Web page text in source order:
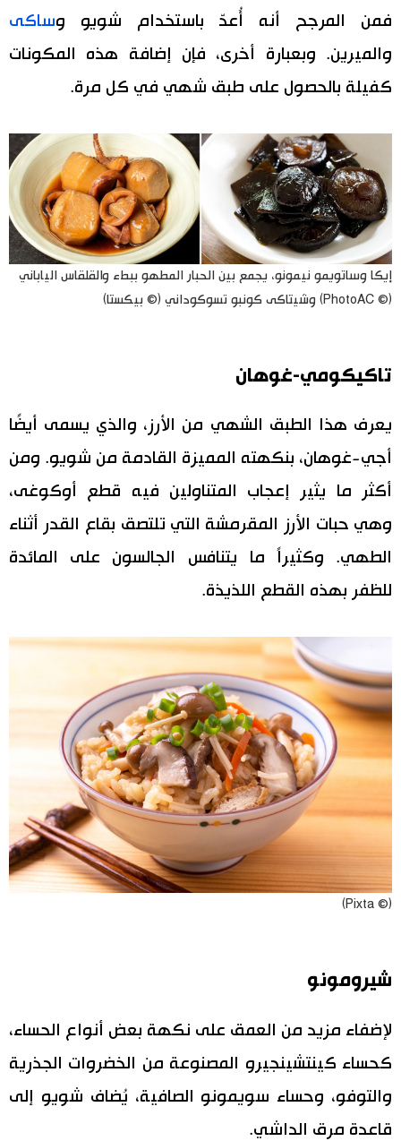
فمن المرجح أنه أُعدّ باستخدام شويو وساكى
والميرين. وبعبارة أخرى، فإن إضافة هذه المكونات
كفيلة بالحصول على طبق شهي في كل مرة.
إيكا وساتويمو نيمونو، يجمع بين الحبار المطهو ​​ببطء والقلقاس الياباني
(© PhotoAC) وشيتاكى كونبو تسوكوداني (© بيكستا)
تاكيكومي-غوهان
يعرف هذا الطبق الشهي من الأرز، والذي يسمى أيضًا
أجي-غوهان، بنكهته المميزة القادمة من شويو. ومن
أكثر ما يثير إعجاب المتناولين فيه قطع أوكوغى،
وهي حبات الأرز المقرمشة التي تلتصق بقاع القدر أثناء
الطهي. وكثيراً ما يتنافس الجالسون على المائدة
للظفر بهذه القطع اللذيذة.
(© Pixta)
شيرومونو
لإضفاء مزيد من العمق على نكهة بعض أنواع الحساء،
كحساء كينتشينجيرو المصنوعة من الخضروات الجذرية
والتوفو، وحساء سويمونو الصافية، يُضاف شويو إلى
قاعدة مرق الداشي.